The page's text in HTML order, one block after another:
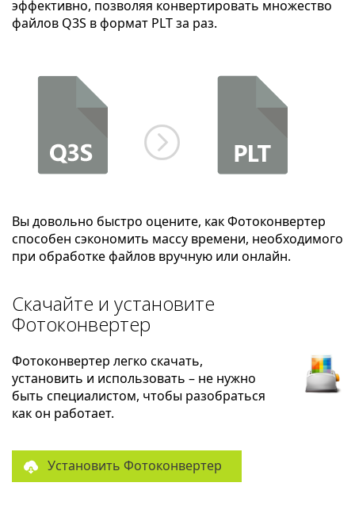
эффективно, позволяя конвертировать множество
файлов Q3S в формат PLT за раз.
Вы довольно быстро оцените, как Фотоконвертер
способен сэкономить массу времени, необходимого
при обработке файлов вручную или онлайн.
Скачайте и установите
Фотоконвертер
Фотоконвертер легко скачать,
установить и использовать – не нужно
быть специалистом, чтобы разобраться
как он работает.
Установить Фотоконвертер